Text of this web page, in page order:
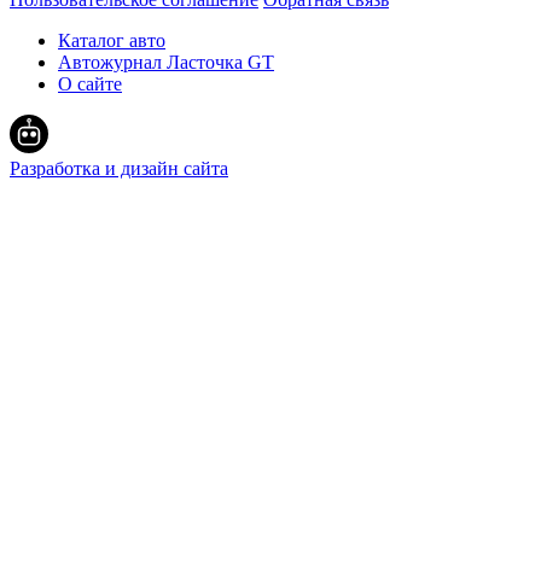
Каталог авто
Автожурнал Ласточка GT
О сайте
Разработка и дизайн сайта